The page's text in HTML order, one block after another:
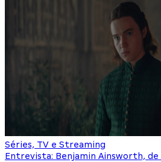
Séries, TV e Streaming
Entrevista: Benjamin Ainsworth, de